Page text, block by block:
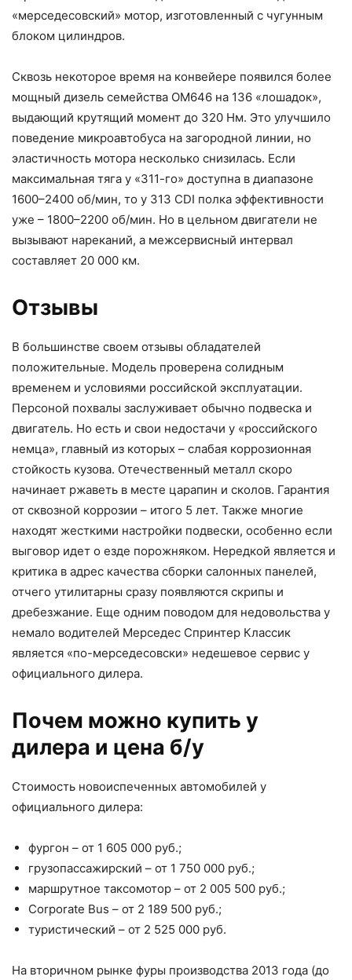
«мерседесовский» мотор, изготовленный с чугунным
блоком цилиндров.
Сквозь некоторое время на конвейере появился более
мощный дизель семейства OM646 на 136 «лошадок»,
выдающий крутящий момент до 320 Нм. Это улучшило
поведение микроавтобуса на загородной линии, но
эластичность мотора несколько снизилась. Если
максимальная тяга у «311-го» доступна в диапазоне
1600–2400 об/мин, то у 313 CDI полка эффективности
уже – 1800–2200 об/мин. Но в цельном двигатели не
вызывают нареканий, а межсервисный интервал
составляет 20 000 км.
Отзывы
В большинстве своем отзывы обладателей
положительные. Модель проверена солидным
временем и условиями российской эксплуатации.
Персоной похвалы заслуживает обычно подвеска и
двигатель. Но есть и свои недостачи у «российского
немца», главный из которых – слабая коррозионная
стойкость кузова. Отечественный металл скоро
начинает ржаветь в месте царапин и сколов. Гарантия
от сквозной коррозии – итого 5 лет. Также многие
находят жесткими настройки подвески, особенно если
выговор идет о езде порожняком. Нередкой является и
критика в адрес качества сборки салонных панелей,
отчего утилитарны сразу появляются скрипы и
дребезжание. Еще одним поводом для недовольства у
немало водителей Мерседес Спринтер Классик
является «по-мерседесовски» недешевое сервис у
официального дилера.
Почем можно купить у
дилера и цена б/у
Стоимость новоиспеченных автомобилей у
официального дилера:
фургон – от 1 605 000 руб.;
грузопассажирский – от 1 750 000 руб.;
маршрутное таксомотор – от 2 005 500 руб.;
Corporate Bus – от 2 189 500 руб.;
туристический – от 2 525 000 руб.
На вторичном рынке фуры производства 2013 года (до